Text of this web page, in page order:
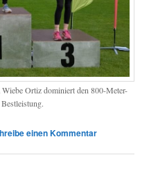
Ortiz dominiert den 800-Meter-
einen Kommentar